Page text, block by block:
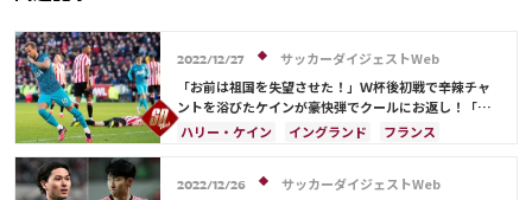
2022/12/27
サッカーダイジェストWeb
「お前は祖国を失望させた！」Ｗ杯後初戦で辛辣チャ
ントを浴びたケインが豪快弾でクールにお返し！「残
酷な仕打ちだ」と英紙
ハリー・ケイン イングランド フランス
2022/12/26
サッカーダイジェストWeb